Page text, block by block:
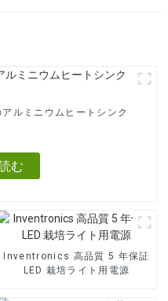
ルミニウムヒートシンク
む
Inventronics 高品質 5 年保証
LED 栽培ライト用電源